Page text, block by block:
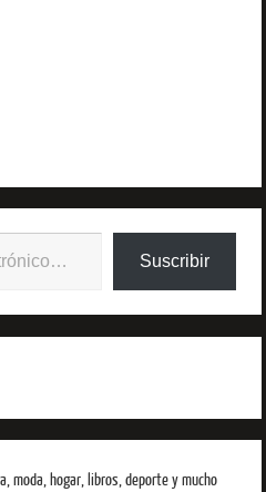
Suscribir
moda, hogar, libros, deporte y mucho